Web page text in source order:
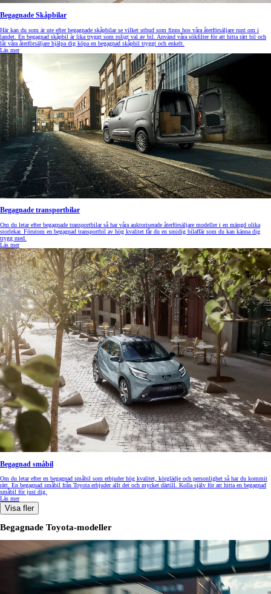
Begagnade Skåpbilar
Här kan du som är ute efter begagnade skåpbilar se vilket utbud som finns hos våra återförsäljare runt om i
landet. En begagnad skåpbil är lika tryggt som roligt val av bil. Använd våra sökfilter för att hitta rätt bil och
låt våra återförsäljare hjälpa dig köpa en begagnad skåpbil tryggt och enkelt.
Läs mer
Begagnade transportbilar
Om du letar efter begagnade transportbilar så har våra auktoriserade återförsäljare modeller i en mängd olika
storlekar. Förutom en begagnad transportbil av hög kvalitet får du en smidig bilaffär som du kan känna dig
trygg med.
Läs mer
Begagnad småbil
Om du letar efter en begagnad småbil som erbjuder hög kvalitet, körglädje och personlighet så har du kommit
rätt. En begagnad småbil från Toyota erbjuder allt det och mycket därtill. Kolla själv för att hitta en begagnad
småbil för just dig.
Läs mer
Visa fler
Begagnade Toyota-modeller